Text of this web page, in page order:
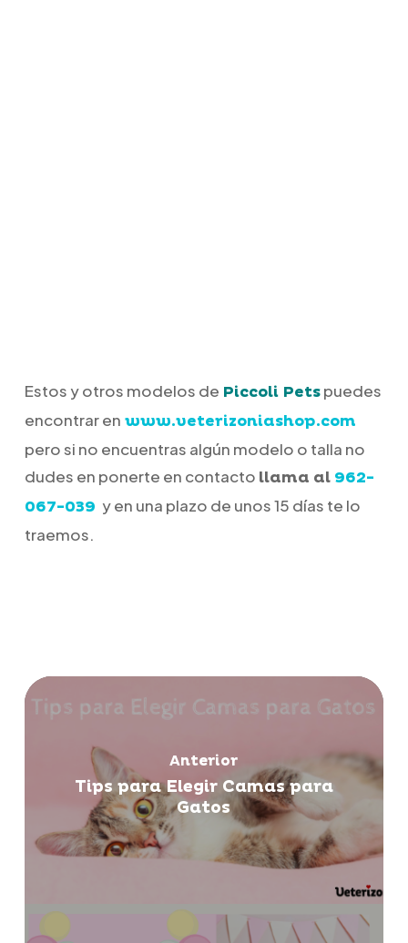
Estos y otros modelos de Piccoli Petspuedes
encontrar en www.veterizoniashop.com
pero si no encuentras algún modelo o talla no
dudes en ponerte en contacto llama al 962-
067-039 y en una plazo de unos 15 días te lo
traemos.
Anterior
Tips para Elegir Camas para
Gatos